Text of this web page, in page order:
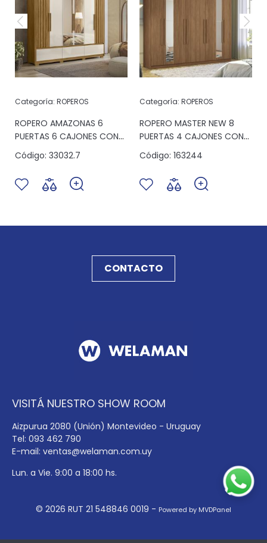
Categoría: ROPEROS
ROPERO AMAZONAS 6
PUERTAS 6 CAJONES CON
ESPEJO FREIJO/OFF WHITE
Código: 33032.7
Categoría: ROPEROS
ROPERO MASTER NEW 8
PUERTAS 4 CAJONES CON
ESPEJO JATOBA ESPEJO
Código: 163244
CONTACTO
VISITÁ NUESTRO SHOW ROOM
Aizpurua 2080 (Unión) Montevideo - Uruguay
Tel: 093 462 790
E-mail: ventas@welaman.com.uy
Lun. a Vie. 9:00 a 18:00 hs.
© 2026 RUT 21 548846 0019 - Powered by MVDPanel